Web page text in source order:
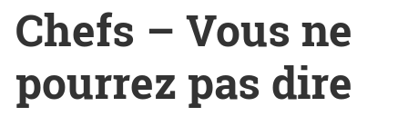
Chefs – Vous ne
pourrez pas dire